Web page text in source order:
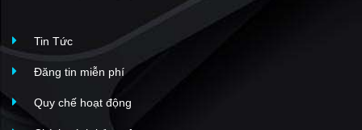
Tin Tức
Đăng tin miễn phí
Quy chế hoạt động